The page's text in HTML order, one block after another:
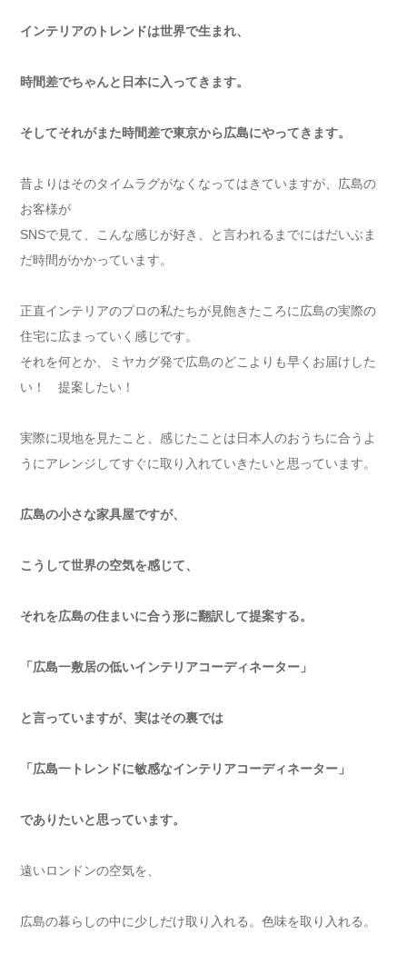
インテリアのトレンドは世界で生まれ、
時間差でちゃんと日本に入ってきます。
そしてそれがまた時間差で東京から広島にやってきます。
昔よりはそのタイムラグがなくなってはきていますが、広島の
お客様が
SNSで見て、こんな感じが好き、と言われるまでにはだいぶま
だ時間がかかっています。
正直インテリアのプロの私たちが見飽きたころに広島の実際の
住宅に広まっていく感じです。
それを何とか、ミヤカグ発で広島のどこよりも早くお届けした
い！ 提案したい！
実際に現地を見たこと、感じたことは日本人のおうちに合うよ
うにアレンジしてすぐに取り入れていきたいと思っています。
広島の小さな家具屋ですが、
こうして世界の空気を感じて、
それを広島の住まいに合う形に翻訳して提案する。
「広島一敷居の低いインテリアコーディネーター」
と言っていますが、実はその裏では
「広島一トレンドに敏感なインテリアコーディネーター」
でありたいと思っています。
遠いロンドンの空気を、
広島の暮らしの中に少しだけ取り入れる。色味を取り入れる。